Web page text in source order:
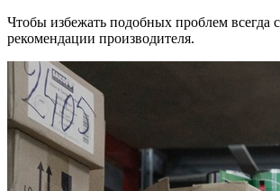
Чтобы избежать подобных проблем всегда
рекомендации производителя.